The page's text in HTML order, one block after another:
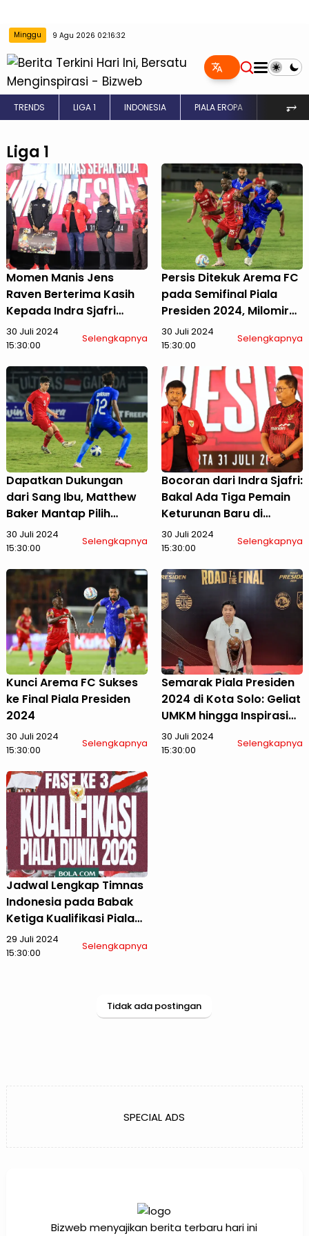
Minggu 9 Agu 2026 02:16:32
TRENDS LIGA 1 INDONESIA PIALA EROPA INGGRIS
⥅
Liga 1
Momen Manis Jens
Raven Berterima Kasih
Kepada Indra Sjafri
Karena Diberi
Kesempatan di Timnas
30 Juli 2024
15:30:00
Selengkapnya
Persis Ditekuk Arema FC
pada Semifinal Piala
Presiden 2024, Milomir
Seslija: Faktor
Keberuntungan yang
30 Juli 2024
15:30:00
Selengkapnya
Dapatkan Dukungan
dari Sang Ibu, Matthew
Baker Mantap Pilih
Timnas Indonesia
Ketimbang Australia
30 Juli 2024
15:30:00
Selengkapnya
Bocoran dari Indra Sjafri:
Bakal Ada Tiga Pemain
Keturunan Baru di
Timnas Indonesia U-19
30 Juli 2024
15:30:00
Selengkapnya
Kunci Arema FC Sukses
ke Final Piala Presiden
2024
30 Juli 2024
15:30:00
Selengkapnya
Semarak Piala Presiden
2024 di Kota Solo: Geliat
UMKM hingga Inspirasi
Pesepak Bola Muda
30 Juli 2024
15:30:00
Selengkapnya
Jadwal Lengkap Timnas
Indonesia pada Babak
Ketiga Kualifikasi Piala
Dunia 2026
29 Juli 2024
15:30:00
Selengkapnya
Tidak ada postingan
SPECIAL ADS
Bizweb menyajikan berita terbaru hari ini